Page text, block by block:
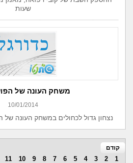
שעות
משחק העונה של
10/01/2014
נצחון גדול לכחולים במשחק העונה של
קודם
1
2
3
4
5
6
7
8
9
10
11